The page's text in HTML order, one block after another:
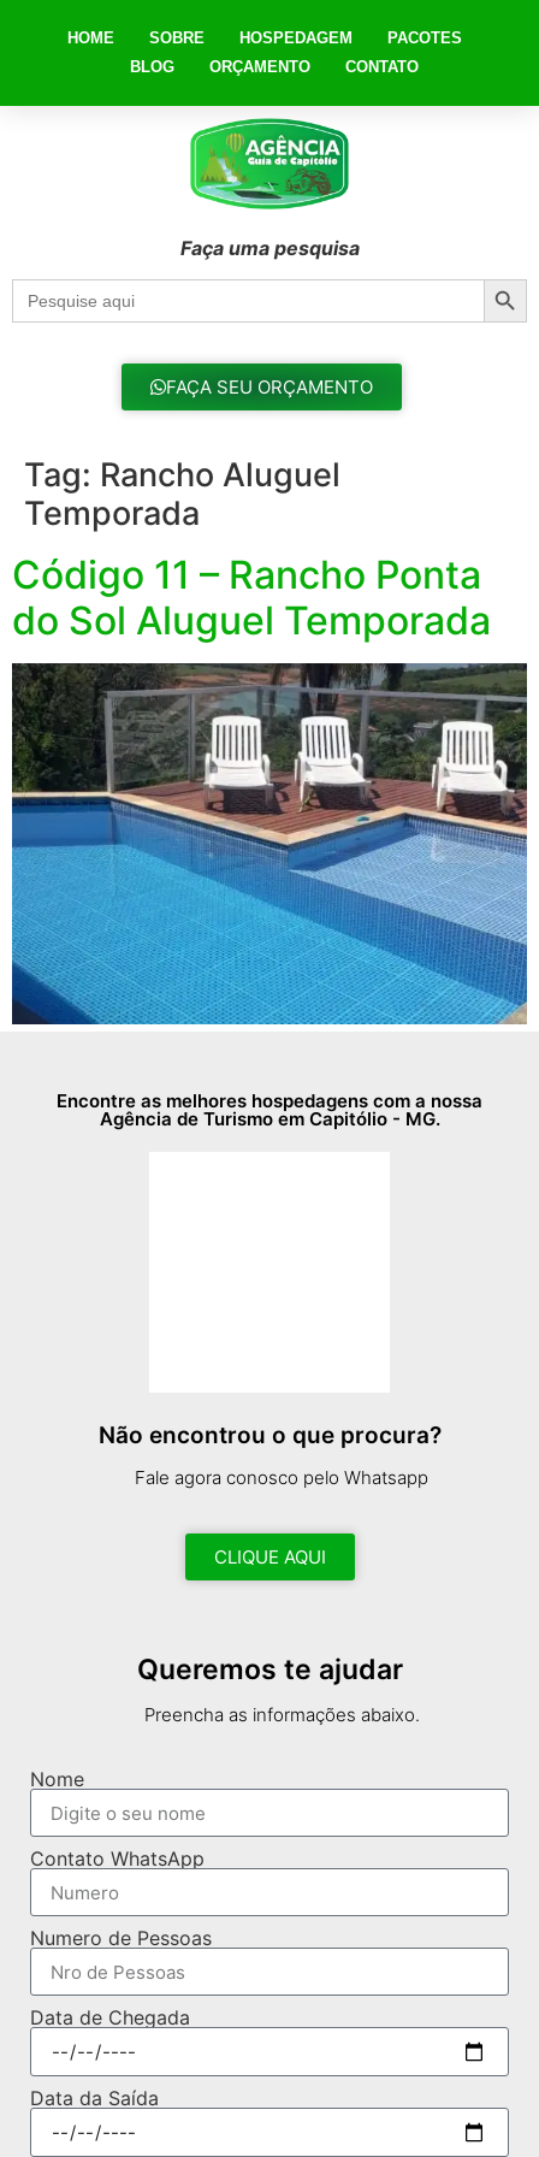
HOME SOBRE HOSPEDAGEM
PACOTES
BLOG
ORÇAMENTO CONTATO
Faça uma pesquisa
Search
for:
FAÇA SEU ORÇAMENTO
Tag: Rancho Aluguel
Temporada
Código 11 – Rancho Ponta
do Sol Aluguel Temporada
Encontre as melhores hospedagens com a nossa
Agência de Turismo em Capitólio - MG.
Não encontrou o que procura?
Fale agora conosco pelo Whatsapp
CLIQUE AQUI
Queremos te ajudar
Preencha as informações abaixo.
Nome
Contato WhatsApp
Numero de Pessoas
Data de Chegada
Data da Saída